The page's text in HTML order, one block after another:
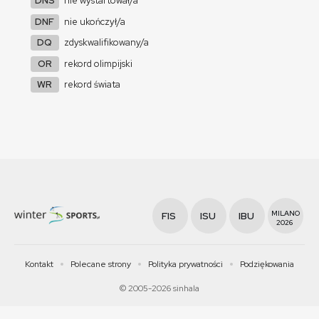
DNF
nie ukończył/a
DQ
zdyskwalifikowany/a
OR
rekord olimpijski
WR
rekord świata
FIS ISU IBU
MILANO
2026
© 2005-2026 sinhala
Kontakt Polecane strony Polityka prywatności Podziękowania